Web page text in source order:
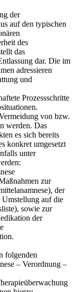
der
auf den typischen
des
das
dar. Die im
adressieren
und
Prozessschritte
von bzw.
werden. Das
es sich bereits
konkret umgesetzt
unter
zur
der
auf die
sowie zur
der
folgenden
– Verordnung –